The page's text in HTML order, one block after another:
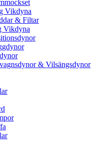
Vikdyna
& Filtar
Vikdyna
& Vilsängsdynor